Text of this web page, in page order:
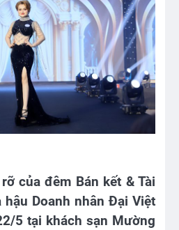
của đêm Bán kết & Tài
Doanh nhân Đại Việt
5 tại khách sạn Mường